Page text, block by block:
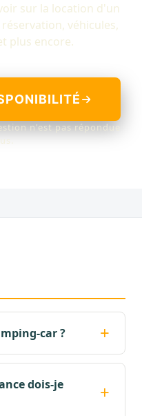
sur la location d'un
véhicules,
plus encore.
n'est pas répondue
car ?
dois-je